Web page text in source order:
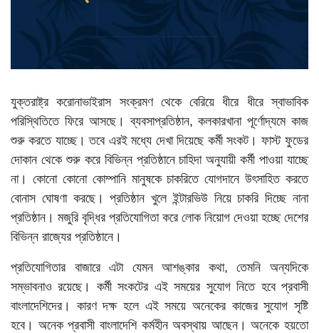
যুক্তরাষ্ট্র করোনাভাইরাস সংক্রমণ থেকে বেরিয়ে ধীরে ধীরে স্বাভাবিক
পরিস্থিতিতে ফিরে আসছে। ব্যবসাপ্রতিষ্ঠান, কলকারখানা পূর্ণোদ্যমে কাজ
শুরু করতে যাচ্ছে। তবে এরই মধ্যে দেখা দিয়েছে কর্মী সংকট। ফাস্ট ফুডের
দোকান থেকে শুরু করে বিভিন্ন প্রতিষ্ঠানে চাহিদা অনুযায়ী কর্মী পাওয়া যাচ্ছে
না। কোনো কোনো কোম্পানি মানুষকে চাকরিতে যোগদানে উৎসাহিত করতে
বোনাস ঘোষণা করছে। প্রতিষ্ঠান খুলে ইন্টারভিউ নিয়ে চাকরি দিচ্ছে নানা
প্রতিষ্ঠান। মজুরি বৃদ্ধির প্রতিযোগিতা করে লোক নিয়োগ দেওয়া হচ্ছে দেশের
বিভিন্ন রাজ্যের প্রতিষ্ঠানে।
প্রতিযোগিতার বাজারে এটা যেমন আশঙ্কার কথা, তেমনি অন্যদিকে
সম্ভাবনাও রয়েছে। কর্মী সংকটের এই সময়ের সুযোগ নিতে হবে প্রবাসী
বাংলাদেশিদের। কারণ দক্ষ হলে এই সময়ে অনেকের কাজের সুযোগ সৃষ্টি
হবে। অনেক প্রবাসী বাংলাদেশি কর্মহীন অবস্থায় আছেন। অনেকে হয়তো